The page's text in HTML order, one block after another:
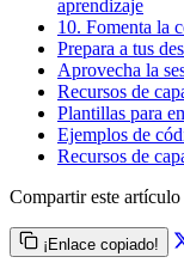
aprendizaje
10. Fomenta la
Prepara a tus
Aprovecha la
Recursos de
Plantillas para
Ejemplos de
Recursos de
Compartir este artículo
¡Enlace copiado!